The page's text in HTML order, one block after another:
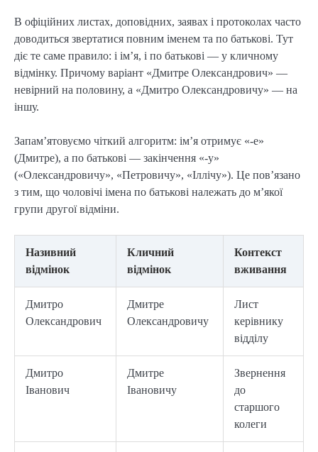
В офіційних листах, доповідних, заявах і протоколах часто
доводиться звертатися повним іменем та по батькові. Тут
діє те саме правило: і ім’я, і по батькові — у кличному
відмінку. Причому варіант «Дмитре Олександрович» —
невірний на половину, а «Дмитро Олександровичу» — на
іншу.
Запам’ятовуємо чіткий алгоритм: ім’я отримує «-е»
(Дмитре), а по батькові — закінчення «-у»
(«Олександровичу», «Петровичу», «Іллічу»). Це пов’язано
з тим, що чоловічі імена по батькові належать до м’якої
групи другої відміни.
Називний
відмінок
Кличний
відмінок
Контекст
вживання
Дмитро
Олександрович
Дмитре
Олександровичу
Лист
керівнику
відділу
Дмитро
Іванович
Дмитре
Івановичу
Звернення
до
старшого
колеги